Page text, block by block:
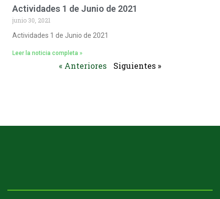
Actividades 1 de Junio de 2021
junio 30, 2021
Actividades 1 de Junio de 2021
Leer la noticia completa »
« Anteriores Siguientes »